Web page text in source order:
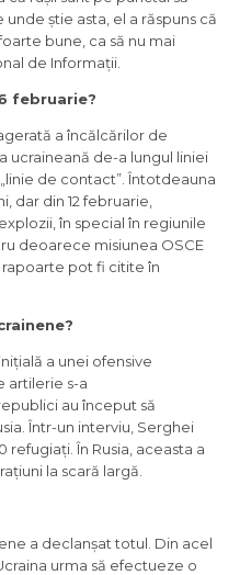
știe asta, el a răspuns că
bune, ca să nu mai
de Informații.
februarie?
a încălcărilor de
ucraineană de-a lungul liniei
de contact”. Întotdeauna
dar din 12 februarie,
în special în regiunile
deoarece misiunea OSCE
pot fi citite în
a unei ofensive
artilerie s-a
au început să
Într-un interviu, Serghei
În Rusia, aceasta a
la scară largă.
a declanșat totul. Din acel
urma să efectueze o